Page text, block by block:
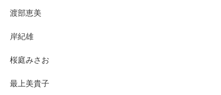
渡部恵美
岸紀雄
桜庭みさお
最上美貴子